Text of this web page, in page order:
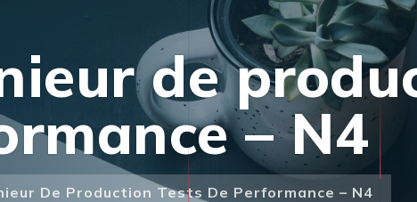
de
– N4
De Production Tests De Performance – N4